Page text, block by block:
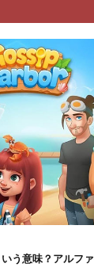
いう意味？アルフ